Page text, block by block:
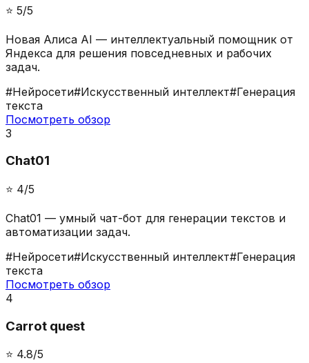
⭐️ 5/5
Новая Алиса AI — интеллектуальный помощник от
Яндекса для решения повседневных и рабочих
задач.
#Нейросети#Искусственный интеллект#Генерация
текста
Посмотреть обзор
3
Chat01
⭐️ 4/5
Chat01 — умный чат-бот для генерации текстов и
автоматизации задач.
#Нейросети#Искусственный интеллект#Генерация
текста
Посмотреть обзор
4
Carrot quest
⭐️ 4.8/5